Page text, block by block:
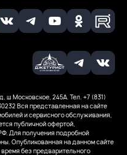
ш Московское, 245А. Тел. +7 (831)
Вся представленная на сайте
и сервисного обслуживания,
публичной офертой,
Для получения подробной
Опубликованная на данном сайте
без предварительного